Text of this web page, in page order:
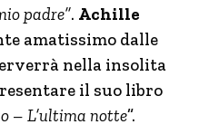
padre”. Achille
amatissimo dalle
nella insolita
il suo libro
– L’ultima notte”.